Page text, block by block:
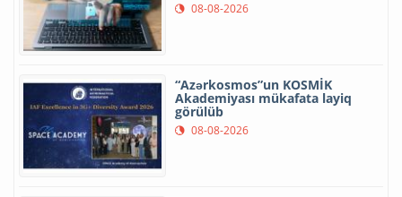
08-08-2026
“Azərkosmos”un KOSMİK
Akademiyası mükafata layiq
görülüb
08-08-2026